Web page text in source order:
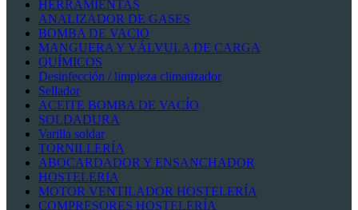
HERRAMIENTAS
ANALIZADOR DE GASES
BOMBA DE VACIO
MANGUERA Y VÁLVULA DE CARGA
QUÍMICOS
Desinfección / limpieza climatizador
Sellador
ACEITE BOMBA DE VACÍO
SOLDADURA
Varilla soldar
TORNILLERÍA
ABOCARDADOR Y ENSANCHADOR
HOSTELERIA
MOTOR VENTILADOR HOSTELERÍA
COMPRESORES HOSTELERÍA